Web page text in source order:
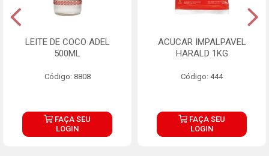
LEITE DE COCO ADEL
500ML
Código: 8808
FAÇA SEU
LOGIN
ACUCAR IMPALPAVEL
HARALD 1KG
Código: 444
FAÇA SEU
LOGIN